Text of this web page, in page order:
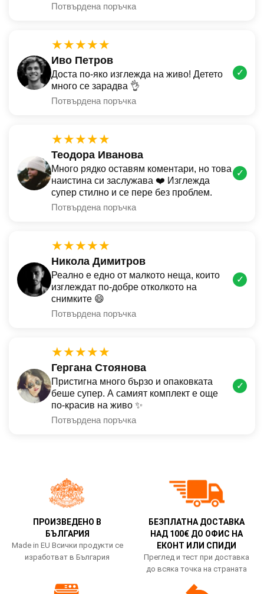
Потвърдена поръчка
★★★★★
Иво Петров
Доста по-яко изглежда на живо! Детето
много се зарадва 👌
Потвърдена поръчка
✓
★★★★★
Теодора Иванова
Много рядко оставям коментари, но това
наистина си заслужава ❤️ Изглежда
супер стилно и се пере без проблем.
Потвърдена поръчка
✓
★★★★★
Никола Димитров
Реално е едно от малкото неща, които
изглеждат по-добре отколкото на
снимките 😄
Потвърдена поръчка
✓
★★★★★
Гергана Стоянова
Пристигна много бързо и опаковката
беше супер. А самият комплект е още
по-красив на живо ✨
Потвърдена поръчка
✓
ПРОИЗВЕДЕНО В
БЪЛГАРИЯ
Made in EU Всички продукти се
изработват в България
БЕЗПЛАТНА ДОСТАВКА
НАД 100€ ДО ОФИС НА
ЕКОНТ ИЛИ СПИДИ
Преглед и тест при доставка
до всяка точка на страната